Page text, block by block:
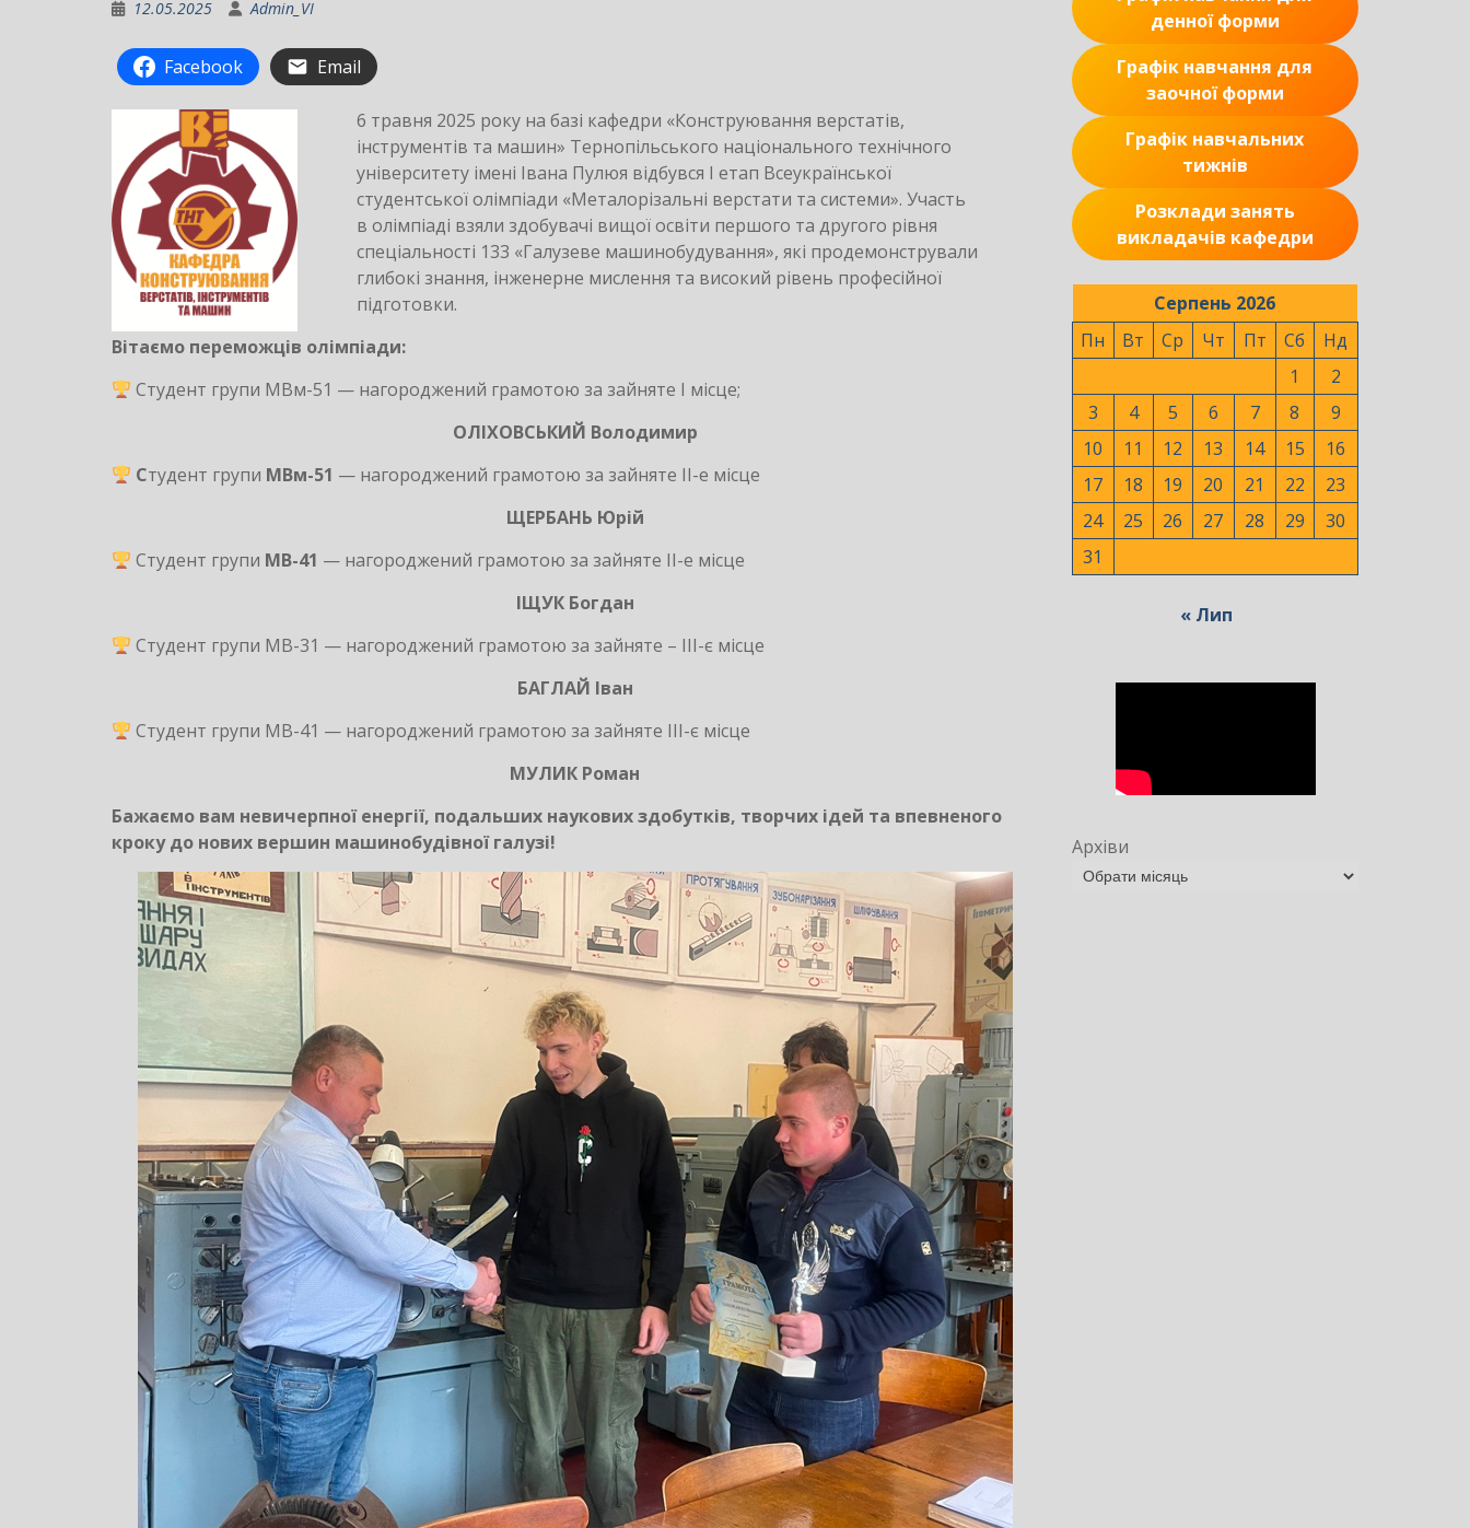
12.05.2025 Admin_VI
Facebook Email
6 травня 2025 року на базі кафедри «Конструювання верстатів,
інструментів та машин» Тернопільського національного технічного
університету імені Івана Пулюя відбувся І етап Всеукраїнської
студентської олімпіади «Металорізальні верстати та системи». Участь
в олімпіаді взяли здобувачі вищої освіти першого та другого рівня
спеціальності 133 «Галузеве машинобудування», які продемонстрували
глибокі знання, інженерне мислення та високий рівень професійної
підготовки.
Вітаємо переможців олімпіади:
Студент групи МВм-51 — нагороджений грамотою за зайняте І місце;
ОЛІХОВСЬКИЙ Володимир
Студент групи МВм-51 — нагороджений грамотою за зайняте ІІ-е місце
ЩЕРБАНЬ Юрій
Студент групи МВ-41 — нагороджений грамотою за зайняте ІІ-е місце
ІЩУК Богдан
Студент групи МВ-31 — нагороджений грамотою за зайняте – ІІІ-є місце
БАГЛАЙ Іван
Студент групи МВ-41 — нагороджений грамотою за зайняте ІІІ-є місце
МУЛИК Роман
Бажаємо вам невичерпної енергії, подальших наукових здобутків, творчих ідей та впевненого
кроку до нових вершин машинобудівної галузі!
денної форми
Графік навчання для
заочної форми
Графік навчальних
тижнів
Розклади занять
викладачів кафедри
Серпень 2026
Пн
Вт Ср Чт Пт Сб
Нд
1
2
3
4 5 6 7 8
9
10
11 12 13 14 15
16
17
18 19 20 21 22
23
24
25 26 27 28 29
30
31
« Лип
Архіви